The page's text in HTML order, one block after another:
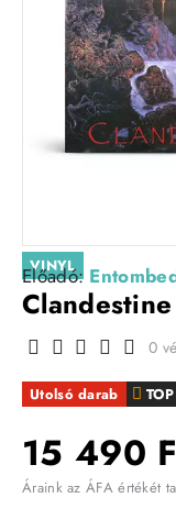
VINYL
Előadó:
Utolsó darab
0
15 490
Áraink az ÁFA értékét